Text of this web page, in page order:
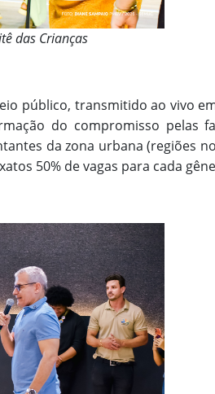
das Crianças
público, transmitido ao vivo
do compromisso pelas
da zona urbana (regiões
50% de vagas para cada